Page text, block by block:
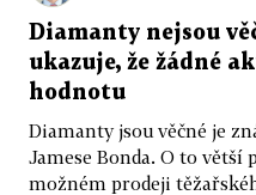
Diamanty nejsou
ukazuje, že žádné
hodnotu
Diamanty jsou věčné je
Jamese Bonda. O to větší
možném prodeji